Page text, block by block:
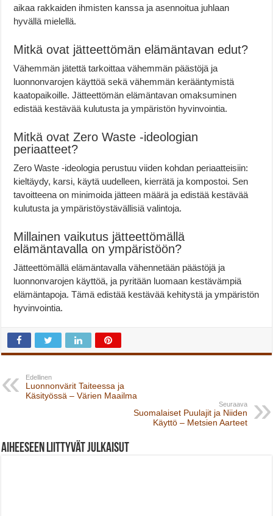
aikaa rakkaiden ihmisten kanssa ja asennoitua juhlaan
hyvällä mielellä.
Mitkä ovat jätteettömän elämäntavan edut?
Vähemmän jätettä tarkoittaa vähemmän päästöjä ja
luonnonvarojen käyttöä sekä vähemmän kerääntymistä
kaatopaikoille. Jätteettömän elämäntavan omaksuminen
edistää kestävää kulutusta ja ympäristön hyvinvointia.
Mitkä ovat Zero Waste -ideologian
periaatteet?
Zero Waste -ideologia perustuu viiden kohdan periaatteisiin:
kieltäydy, karsi, käytä uudelleen, kierrätä ja kompostoi. Sen
tavoitteena on minimoida jätteen määrä ja edistää kestävää
kulutusta ja ympäristöystävällisiä valintoja.
Millainen vaikutus jätteettömällä
elämäntavalla on ympäristöön?
Jätteettömällä elämäntavalla vähennetään päästöjä ja
luonnonvarojen käyttöä, ja pyritään luomaan kestävämpiä
elämäntapoja. Tämä edistää kestävää kehitystä ja ympäristön
hyvinvointia.
Edellinen
Luonnonvärit Taiteessa ja
Käsityössä – Värien Maailma
Seuraava
Suomalaiset Puulajit ja Niiden
Käyttö – Metsien Aarteet
Aiheeseen liittyvät julkaisut